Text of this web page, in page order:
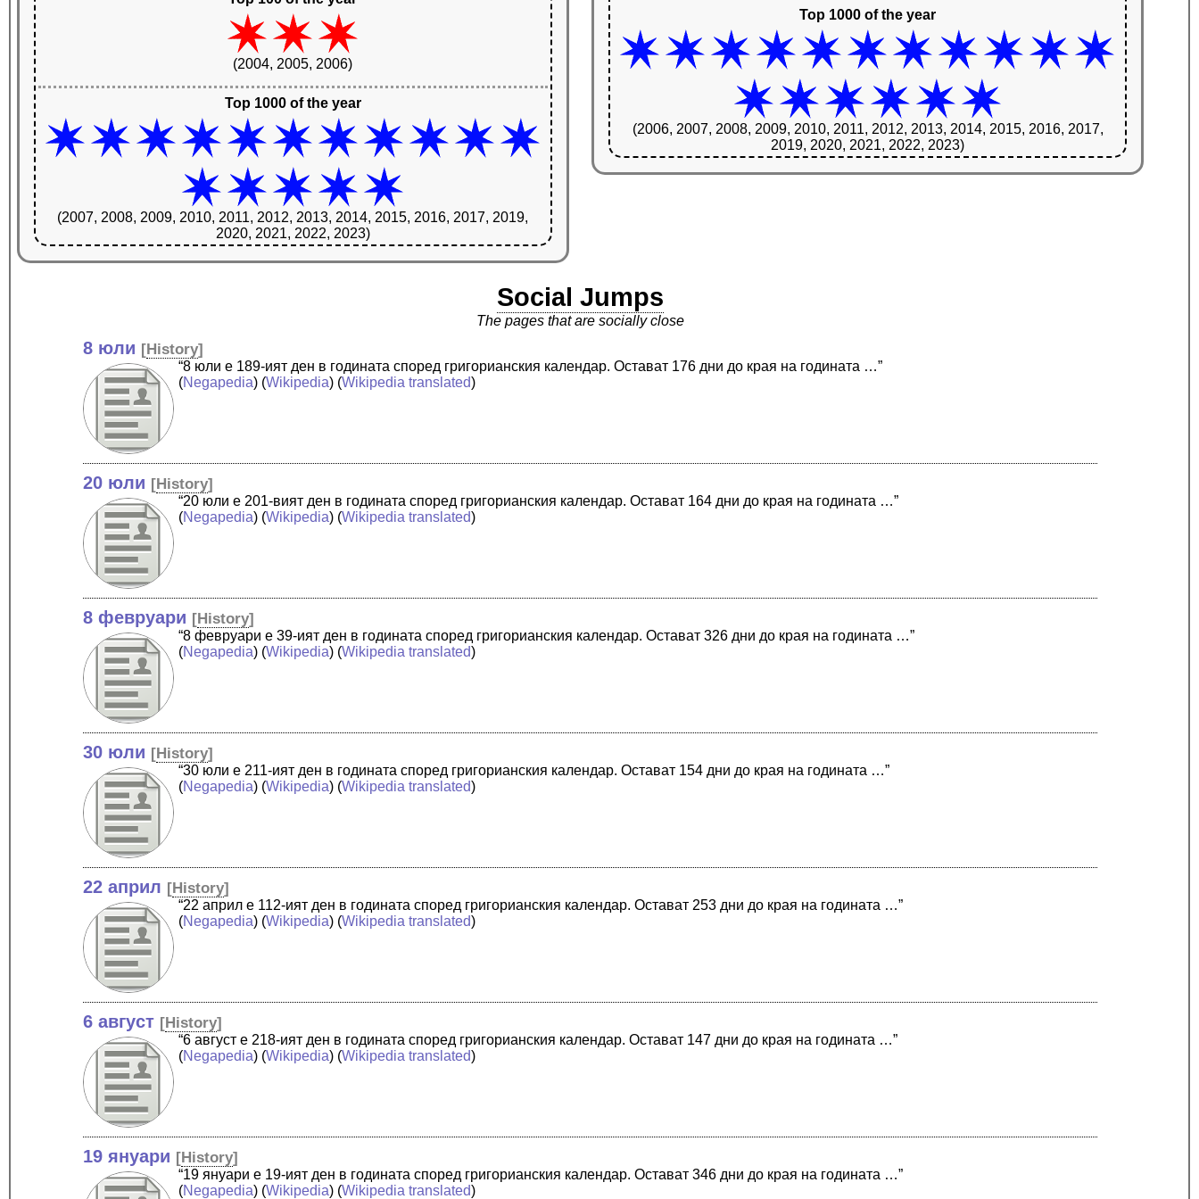
(2004, 2005, 2006)
Top 1000 of the year
(2007, 2008, 2009, 2010, 2011, 2012, 2013, 2014, 2015, 2016, 2017, 2019,
2020, 2021, 2022, 2023)
Top 1000 of the year
(2006, 2007, 2008, 2009, 2010, 2011, 2012, 2013, 2014, 2015, 2016, 2017,
2019, 2020, 2021, 2022, 2023)
Social Jumps
The pages that are socially close
8 юли [History]
“8 юли е 189-ият ден в годината според григорианския календар. Остават 176 дни до края на годината …”
(Negapedia) (Wikipedia) (Wikipedia translated)
20 юли [History]
“20 юли е 201-вият ден в годината според григорианския календар. Остават 164 дни до края на годината …”
(Negapedia) (Wikipedia) (Wikipedia translated)
8 февруари [History]
“8 февруари е 39-ият ден в годината според григорианския календар. Остават 326 дни до края на годината …”
(Negapedia) (Wikipedia) (Wikipedia translated)
30 юли [History]
“30 юли е 211-ият ден в годината според григорианския календар. Остават 154 дни до края на годината …”
(Negapedia) (Wikipedia) (Wikipedia translated)
22 април [History]
“22 април е 112-ият ден в годината според григорианския календар. Остават 253 дни до края на годината …”
(Negapedia) (Wikipedia) (Wikipedia translated)
6 август [History]
“6 август е 218-ият ден в годината според григорианския календар. Остават 147 дни до края на годината …”
(Negapedia) (Wikipedia) (Wikipedia translated)
19 януари [History]
“19 януари е 19-ият ден в годината според григорианския календар. Остават 346 дни до края на годината …”
(Negapedia) (Wikipedia) (Wikipedia translated)